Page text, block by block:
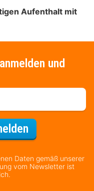
Aufenthalt mit
und
Für den
Daten gemäß unserer
vom Newsletter ist